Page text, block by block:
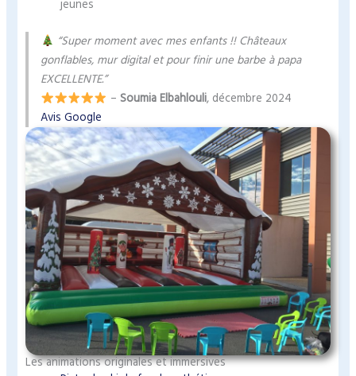
jeunes
“Super moment avec mes enfants !! Châteaux
gonflables, mur digital et pour finir une barbe à papa
EXCELLENTE.”
– Soumia Elbahlouli, décembre 2024
Avis Google
Les animations originales et immersives